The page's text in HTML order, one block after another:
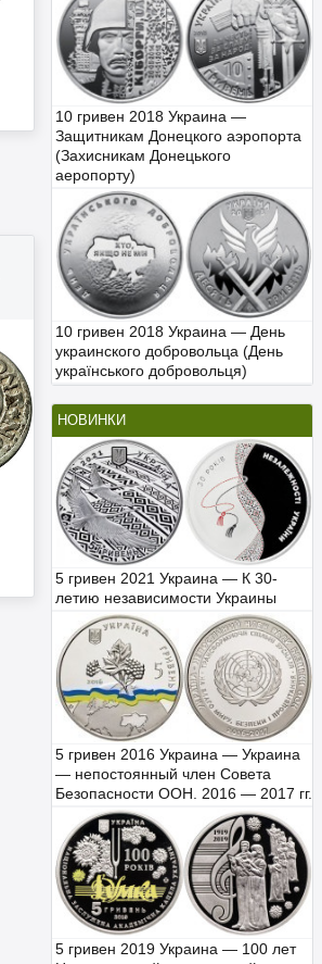
10 гривен 2018 Украина —
Защитникам Донецкого аэропорта
(Захисникам Донецького
аеропорту)
10 гривен 2018 Украина — День
украинского добровольца (День
українського добровольця)
НОВИНКИ
5 гривен 2021 Украина — К 30-
летию независимости Украины
5 гривен 2016 Украина — Украина
— непостоянный член Совета
Безопасности ООН. 2016 — 2017 гг.
5 гривен 2019 Украина — 100 лет